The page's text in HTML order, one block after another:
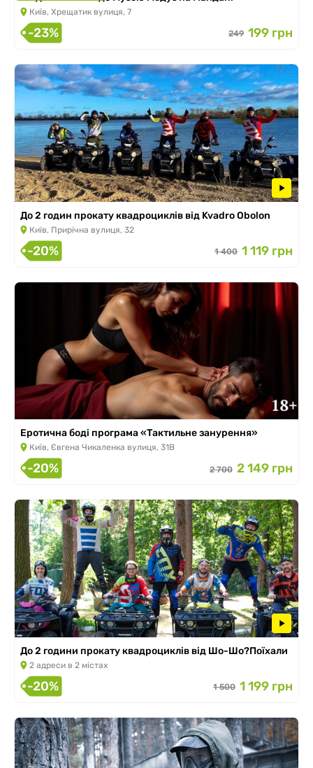
Київ, Хрещатик вулиця, 7
-23% 249 199 грн
До 2 годин прокату квадроциклів від Kvadro Obolon
Київ, Прирічна вулиця, 32
-20% 1 400 1 119 грн
Еротична боді програма «Тактильне занурення»
Київ, Євгена Чикаленка вулиця, 31В
-20% 2 700 2 149 грн
До 2 години прокату квадроциклів від Шо-Шо?Поїхали
2 адреси в 2 містах
-20% 1 500 1 199 грн